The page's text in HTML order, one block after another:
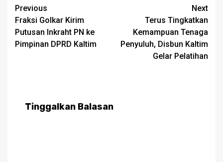
Post
navigation
Previous
Fraksi Golkar Kirim
Putusan Inkraht PN ke
Pimpinan DPRD Kaltim
Next
Terus Tingkatkan
Kemampuan Tenaga
Penyuluh, Disbun Kaltim
Gelar Pelatihan
Tinggalkan Balasan